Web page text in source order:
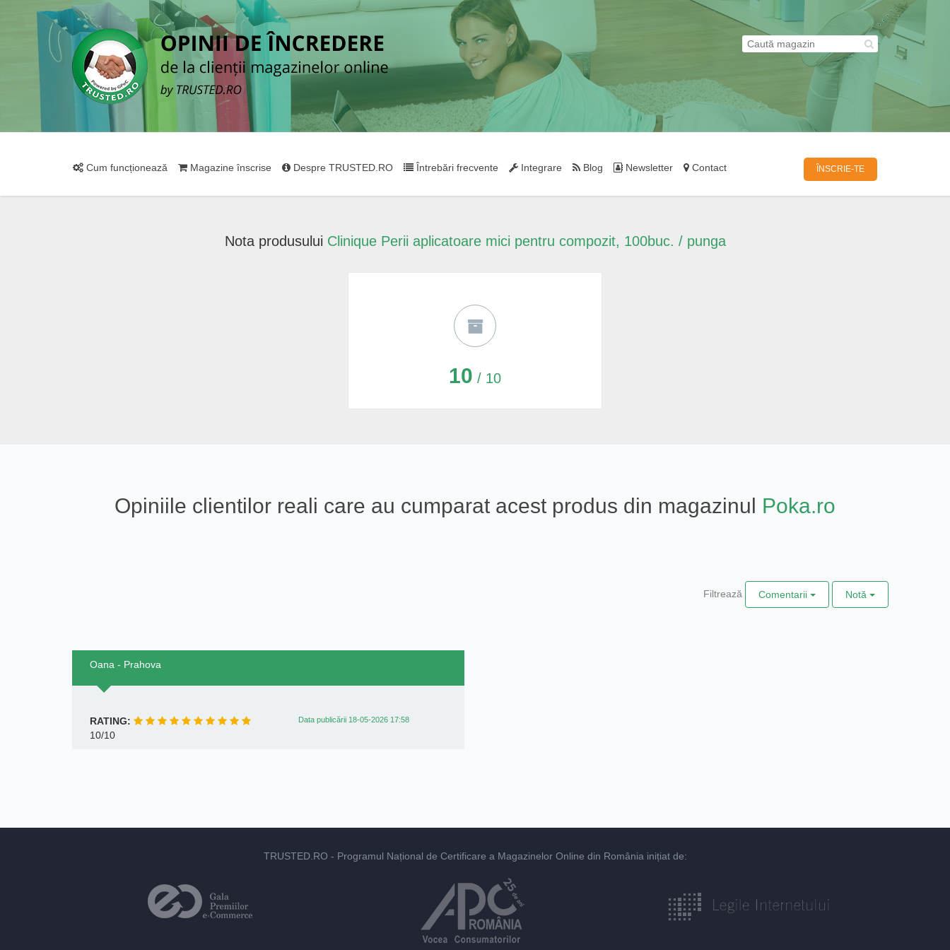
Cum funcționează Magazine înscrise Despre TRUSTED.RO Întrebări frecvente Integrare Blog Newsletter Contact ÎNSCRIE-TE
Nota produsului Clinique Perii aplicatoare mici pentru compozit, 100buc. / punga
10 / 10
Opiniile clientilor reali care au cumparat acest produs din magazinul Poka.ro
Filtrează Comentarii Notă
Oana - Prahova
RATING: Data publicării 18-05-2026 17:58
10/10
TRUSTED.RO - Programul Național de Certificare a Magazinelor Online din România inițiat de: